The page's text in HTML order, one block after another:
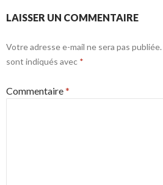
LAISSER UN COMMENTAIRE
Votre adresse e-mail ne sera pas publiée.
sont indiqués avec *
Commentaire*